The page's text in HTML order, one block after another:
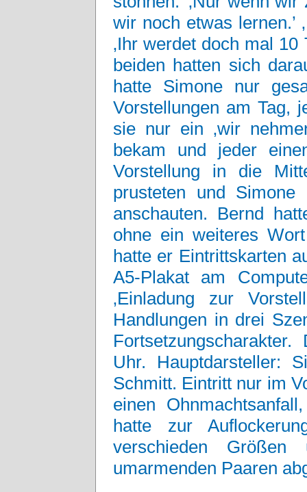
wir noch etwas lernen.’
‚Ihr werdet doch mal 10
beiden hatten sich
hatte Simone nur
Vorstellungen am Tag,
sie nur ein ‚wir
bekam und jeder
Vorstellung in die
prusteten und
anschauten. Bernd
ohne ein weiteres
hatte er Eintrittskarten
A5-Plakat am
‚Einladung zur
Handlungen in drei
Uhr. Hauptdarsteller:
Schmitt. Eintritt nur im
einen
hatte zur
verschieden
umarmenden Paaren